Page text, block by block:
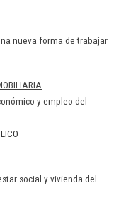
nueva forma de trabajar
y empleo del
social y vivienda del